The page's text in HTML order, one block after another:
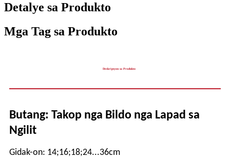
Detalye sa Produkto
Mga Tag sa Produkto
Deskripsyon sa Produkto
Butang: Takop nga Bildo nga Lapad sa
Ngilit
Gidak-on: 14;16;18;24...36cm